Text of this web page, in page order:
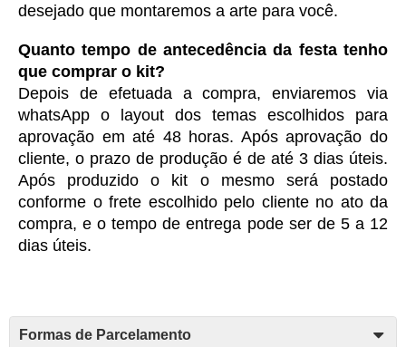
desejado que montaremos a arte para você.
Quanto tempo de antecedência da festa tenho
que comprar o kit?
Depois de efetuada a compra, enviaremos via
whatsApp o layout dos temas escolhidos para
aprovação em até 48 horas. Após aprovação do
cliente, o prazo de produção é de até 3 dias úteis.
Após produzido o kit o mesmo será postado
conforme o frete escolhido pelo cliente no ato da
compra, e o tempo de entrega pode ser de 5 a 12
dias úteis.
Formas de Parcelamento